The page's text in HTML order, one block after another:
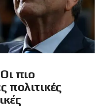
πιο
πολιτικές